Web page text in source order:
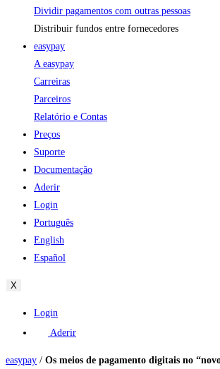
Dividir pagamentos com outras pessoas
Distribuir fundos entre fornecedores
easypay
A easypay
Carreiras
Parceiros
Relatório e Contas
Preços
Suporte
Documentação
Aderir
Login
Português
English
Español
X
Login
Aderir
easypay / Os meios de pagamento digitais no